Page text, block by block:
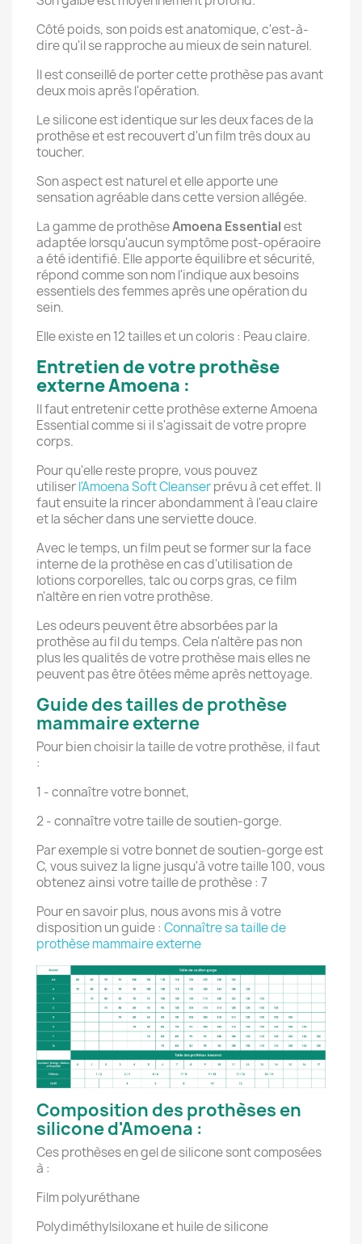
Côté poids, son poids est anatomique, c'est-à-
dire qu'il se rapproche au mieux de sein naturel.
Il est conseillé de porter cette prothèse pas avant
deux mois après l'opération.
Le silicone est identique sur les deux faces de la
prothèse et est recouvert d'un film très doux au
toucher.
Son aspect est naturel et elle apporte une
sensation agréable dans cette version allégée.
La gamme de prothèseAmoena Essentialest
adaptée lorsqu'aucun symptôme post-opéraoire
a été identifié. Elle apporte équilibre et sécurité,
répond comme son nom l'indique aux besoins
essentiels des femmes après une opération du
sein.
Elle existe en 12 tailles et un coloris : Peau claire.
Entretien de votre prothèse
externe Amoena :
Il faut entretenir cette prothèse externe Amoena
Essential comme si il s'agissait de votre propre
corps.
Pour qu'elle reste propre, vous pouvez
utiliserl'Amoena Soft Cleanserprévu à cet effet. Il
faut ensuite la rincer abondamment à l'eau claire
et la sécher dans une serviette douce.
Avec le temps, un film peut se former sur la face
interne de la prothèse en cas d'utilisation de
lotions corporelles, talc ou corps gras, ce film
n'altère en rien votre prothèse.
Les odeurs peuvent être absorbées par la
prothèse au fil du temps. Cela n'altère pas non
plus les qualités de votre prothèse mais elles ne
peuvent pas être ôtées même après nettoyage.
Guide des tailles de prothèse
mammaire externe
Pour bien choisir la taille de votre prothèse, il faut
:
1 - connaître votre bonnet,
2 - connaître votre taille de soutien-gorge.
Par exemple si votre bonnet de soutien-gorge est
C, vous suivez la ligne jusqu'à votre taille 100, vous
obtenez ainsi votre taille de prothèse : 7
Pour en savoir plus, nous avons mis à votre
disposition un guide : Connaître sa taille de
prothèse mammaire externe
Composition des prothèses en
silicone d'Amoena :
Ces prothèses en gel de silicone sont composées
à :
Film polyuréthane
Polydiméthylsiloxane et huile de silicone